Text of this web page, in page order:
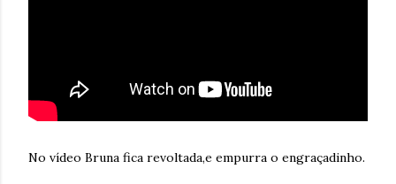
No vídeo Bruna fica revoltada,e empurra o engraçadinho.